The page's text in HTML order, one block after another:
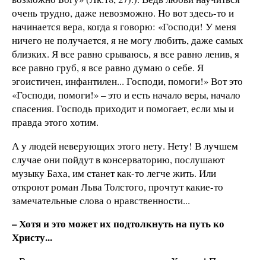
очень трудно, даже невозможно. Но вот здесь-то и
начинается вера, когда я говорю: «Господи! У меня
ничего не получается, я не могу любить, даже самых
близких. Я все равно срываюсь, я все равно ленив, я
все равно груб, я все равно думаю о себе. Я
эгоистичен, инфантилен... Господи, помоги!» Вот это
«Господи, помоги!» – это и есть начало веры, начало
спасения. Господь приходит и помогает, если мы и
правда этого хотим.
А у людей неверующих этого нету. Нету! В лучшем
случае они пойдут в консерваторию, послушают
музыку Баха, им станет как-то легче жить. Или
откроют роман Льва Толстого, прочтут какие-то
замечательные слова о нравственности...
– Хотя и это может их подтолкнуть на путь ко
Христу...